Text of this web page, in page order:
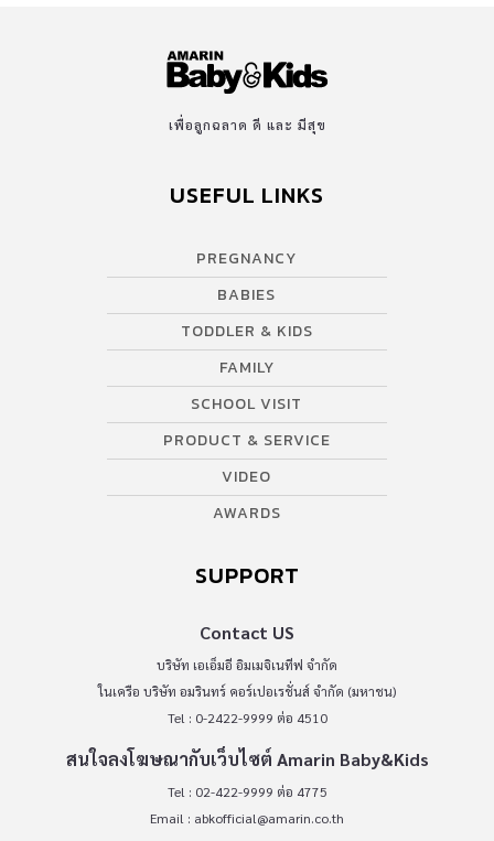
เพื่อลูกฉลาด ดี และ มีสุข
USEFUL LINKS
PREGNANCY
BABIES
TODDLER & KIDS
FAMILY
SCHOOL VISIT
PRODUCT & SERVICE
VIDEO
AWARDS
SUPPORT
Contact US
บริษัท เอเอ็มอี อิมเมจิเนทีฟ จำกัด
ในเครือ บริษัท อมรินทร์ คอร์เปอเรชั่นส์ จำกัด (มหาชน)
Tel : 0-2422-9999 ต่อ 4510
สนใจลงโฆษณากับเว็บไซต์ Amarin Baby&Kids
Tel : 02-422-9999 ต่อ 4775
Email : abkofficial@amarin.co.th